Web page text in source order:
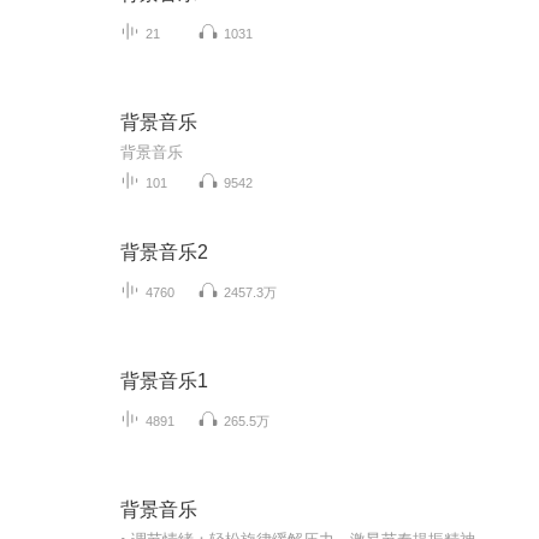
21 1031
背景音乐
背景音乐
101 9542
背景音乐2
4760 2457.3万
背景音乐1
4891 265.5万
背景音乐